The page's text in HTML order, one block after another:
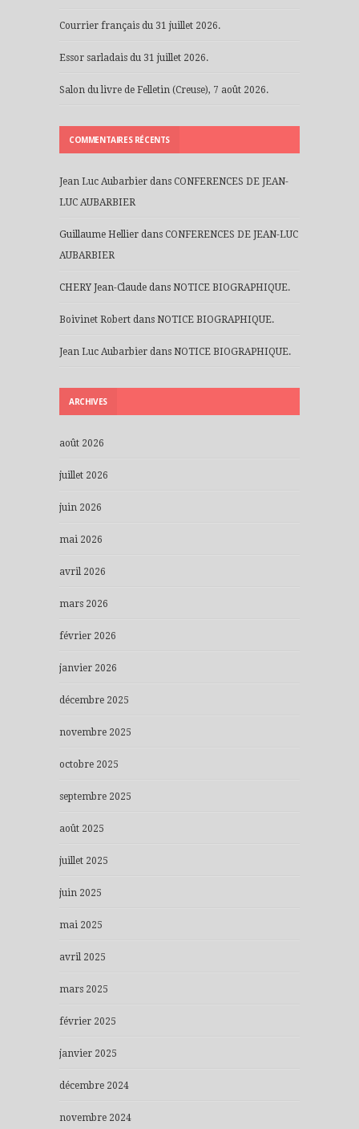
Courrier français du 31 juillet 2026.
Essor sarladais du 31 juillet 2026.
Salon du livre de Felletin (Creuse), 7 août 2026.
COMMENTAIRES RÉCENTS
Jean Luc Aubarbier dans CONFERENCES DE JEAN-
LUC AUBARBIER
Guillaume Hellier dans CONFERENCES DE JEAN-LUC
AUBARBIER
CHERY Jean-Claude dans NOTICE BIOGRAPHIQUE.
Boivinet Robert dans NOTICE BIOGRAPHIQUE.
Jean Luc Aubarbier dans NOTICE BIOGRAPHIQUE.
ARCHIVES
août 2026
juillet 2026
juin 2026
mai 2026
avril 2026
mars 2026
février 2026
janvier 2026
décembre 2025
novembre 2025
octobre 2025
septembre 2025
août 2025
juillet 2025
juin 2025
mai 2025
avril 2025
mars 2025
février 2025
janvier 2025
décembre 2024
novembre 2024